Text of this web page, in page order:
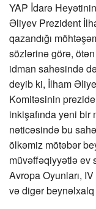
YAP İdarə
Əliyev Prezident
qazandığı
sözlərinə görə,
idman sahəsində
deyib ki, İlham
Komitəsinin
inkişafında yeni bir
nəticəsində bu
ölkəmiz mötəbər
müvəffəqiyyətlə ev
Avropa Oyunları,
və digər beynəlxalq